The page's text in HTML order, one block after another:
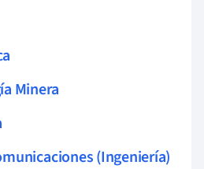
Minera
(Ingeniería)